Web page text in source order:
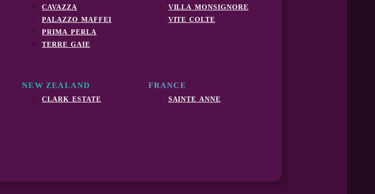
cavazza
palazzo maffei
prima perla
terre gaie
villa monsignore
vite colte
NEW ZEALAND
clark estate
FRANCE
sainte anne